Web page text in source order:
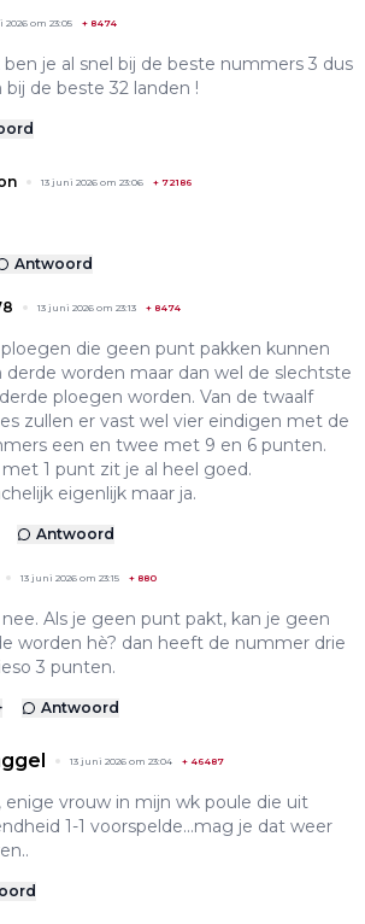
2026 om 23:05 + 8474
je al snel bij de beste nummers 3 dus
de beste 32 landen !
13 juni 2026 om 23:06 + 72186
Antwoord
13 juni 2026 om 23:13 + 8474
die geen punt pakken kunnen
derde worden maar dan wel de slechtste
ploegen worden. Van de twaalf
zullen er vast wel vier eindigen met de
een en twee met 9 en 6 punten.
met 1 punt zit je al heel goed.
eigenlijk maar ja.
Antwoord
13 juni 2026 om 23:15 + 880
nee. Als je geen punt pakt, kan je geen
worden hè? dan heeft de nummer drie
3 punten.
Antwoord
13 juni 2026 om 23:04 + 46487
enige vrouw in mijn wk poule die uit
1-1 voorspelde...mag je dat weer